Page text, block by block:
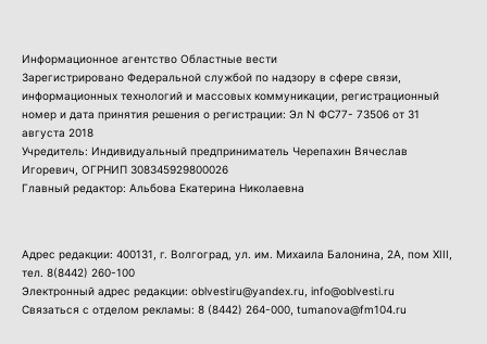
Информационное агентство Областные вести
Зарегистрировано Федеральной службой по надзору в сфере связи,
информационных технологий и массовых коммуникации, регистрационный
номер и дата принятия решения о регистрации: Эл N ФС77- 73506 от 31
августа 2018
Учредитель: Индивидуальный предприниматель Черепахин Вячеслав
Игоревич, ОГРНИП 308345929800026
Главный редактор: Альбова Екатерина Николаевна
Адрес редакции: 400131, г. Волгоград, ул. им. Михаила Балонина, 2А, пом XIII,
тел. 8(8442) 260-100
Электронный адрес редакции: oblvestiru@yandex.ru, info@oblvesti.ru
Связаться с отделом рекламы: 8 (8442) 264-000 , tumanova@fm104.ru